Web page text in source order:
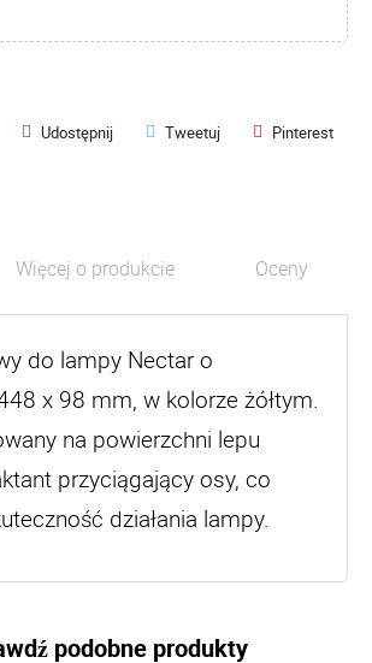
Udostępnij Tweetuj Pinterest
Więcej o produkcie Oceny
do lampy Nectar o
x 98 mm, w kolorze żółtym.
na powierzchni lepu
przyciągający osy, co
działania lampy.
podobne produkty